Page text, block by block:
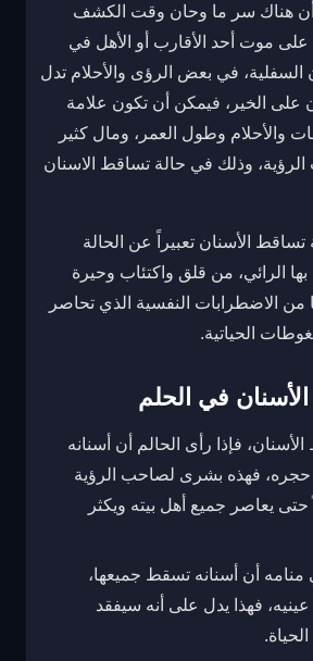
أن هناك سر ما وحان وقت الكشف
على موت أحد الأقارب أو الأهل في
في بعض الرؤى والأحلام تدل
على الخير، فيمكن أن تكون علامة
والأحلام وطول العمر، ومال كثير
وذلك في حالة تساقط الاسنان
تساقط الأسنان تعبيراً عن الحالة
الرائي، من قلق واكتئاب وحيرة
الاضطرابات النفسية الذي تحاصر
الحياتية.
في الحلم
فإذا رأى الحالم أن أسنانه
فهذه بشرى لصاحب الرؤية
يعاصر جميع أهل بيته ويكثر
منامه أن أسنانه تسقط جميعها،
عينيه، فهذا يدل على أنه سيفقد